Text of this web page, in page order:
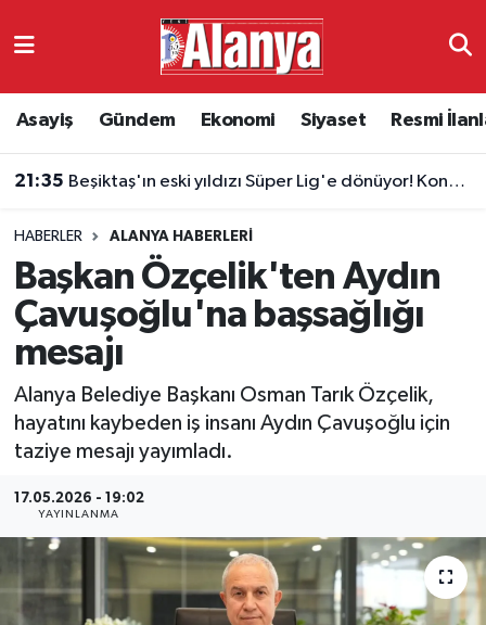
Asayiş Gündem Ekonomi Siyaset Resmi
21:35 Beşiktaş'ın eski yıldızı Süper Lig'e dönüyor! Konyaspor'da Masuaku sürprizi
HABERLER ALANYA HABERLERI
Başkan Özçelik'ten Aydın
Çavuşoğlu'na başsağlığı
mesajı
Alanya Belediye Başkanı Osman Tarık Özçelik,
hayatını kaybeden iş insanı Aydın Çavuşoğlu için
taziye mesajı yayımladı.
17.05.2026 - 19:02
YAYINLANMA
Ekonomi
Resmi İlanlar
Alanyaspor
Turizm
Antalya Namaz Vakitleri
Süper Lig Puan Durumu ve Fikstür
Tüm Manşetler
Son Dakika Haberleri